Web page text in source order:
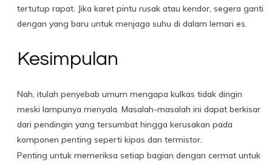
tertutup rapat. Jika karet pintu rusak atau kendor, segera ganti
dengan yang baru untuk menjaga suhu di dalam lemari es.
Kesimpulan
Nah, itulah penyebab umum mengapa kulkas tidak dingin
meski lampunya menyala. Masalah-masalah ini dapat berkisar
dari pendingin yang tersumbat hingga kerusakan pada
komponen penting seperti kipas dan termistor.
Penting untuk memeriksa setiap bagian dengan cermat untuk